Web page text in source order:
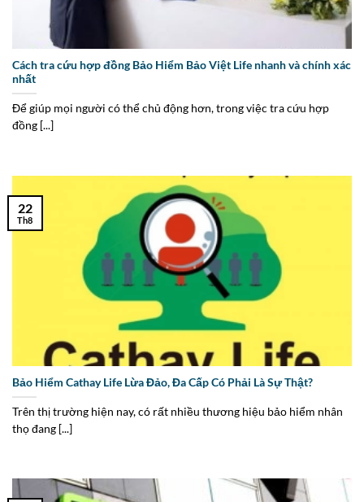
Cách tra cứu hợp đồng Bảo Hiểm Bảo Việt Life nhanh và chính xác
nhất
Để giúp mọi người có thể chủ động hơn, trong việc tra cứu hợp
đồng [...]
Bảo Hiểm Cathay Life Lừa Đảo, Đa Cấp Có Phải Là Sự Thật?
Trên thị trường hiện nay, có rất nhiều thương hiệu bảo hiểm nhân
thọ đang [...]
22
Th8